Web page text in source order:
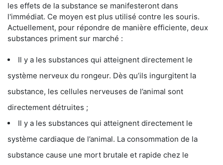
les effets de la substance se manifesteront dans
l'immédiat. Ce moyen est plus utilisé contre les souris.
Actuellement, pour répondre de manière efficiente, deux
substances priment sur marché :
Il y a les substances qui atteignent directement le
système nerveux du rongeur. Dès qu’ils ingurgitent la
substance, les cellules nerveuses de l’animal sont
directement détruites ;
Il y a les substances qui atteignent directement le
système cardiaque de l’animal. La consommation de la
substance cause une mort brutale et rapide chez le